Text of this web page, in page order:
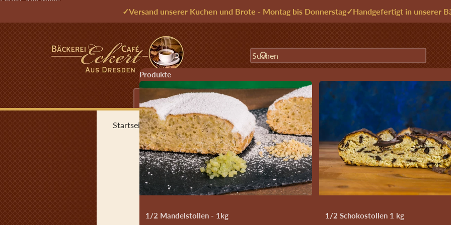
✓Versand unserer Kuchen und Brote - Montag bis Donnerstag✓Handgefertigt in unserer
Suchen
Produkte
1/2 Mandelstollen - 1kg 1/2 Schokostollen 1 kg
Echter Dresdner Christstollen Stollen Backwaren Saisonales
Startseite›Backzutaten›Hefe 500g
Zu Produktinformationen springen